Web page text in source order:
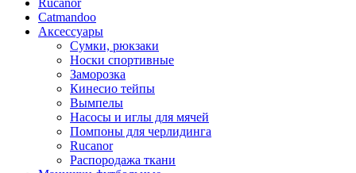
Rucanor
Catmandoo
Аксессуары
Сумки, рюкзаки
Носки спортивные
Заморозка
Кинесио тейпы
Вымпелы
Насосы и иглы для мячей
Помпоны для черлидинга
Rucanor
Распородажа ткани